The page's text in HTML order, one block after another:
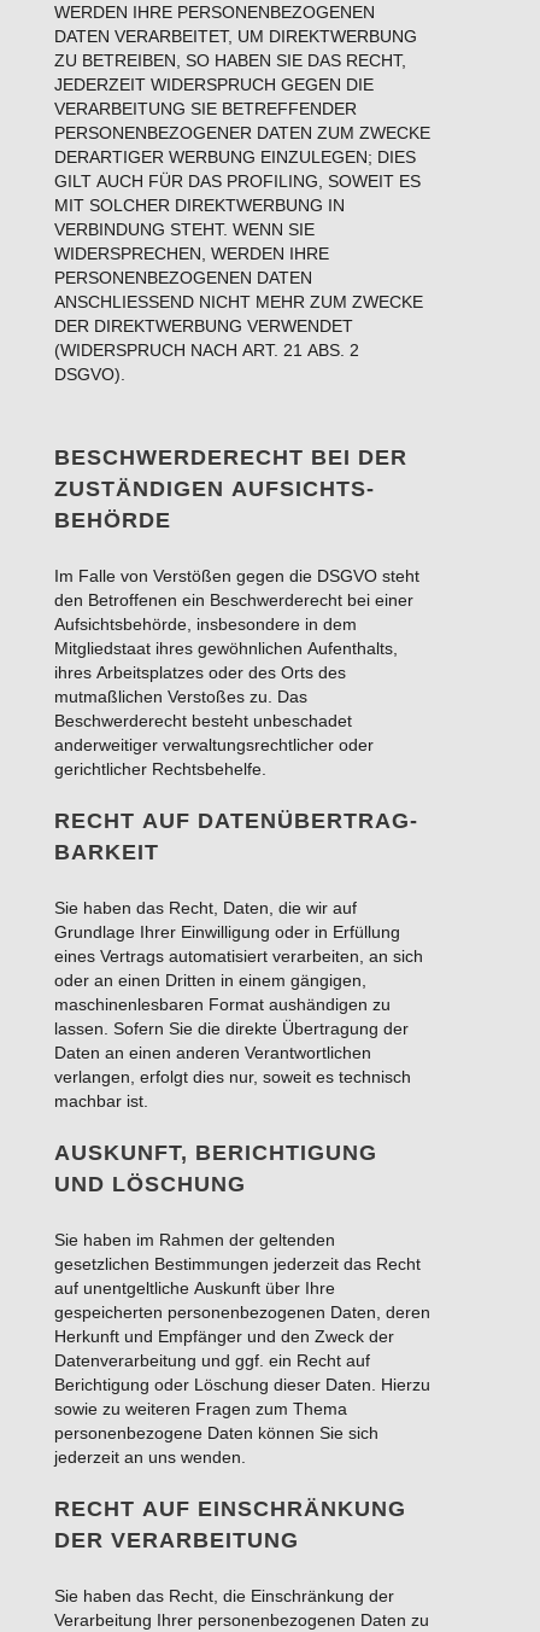
WERDEN IHRE PERSONENBEZOGENEN
DATEN VERARBEITET, UM DIREKTWERBUNG
ZU BETREIBEN, SO HABEN SIE DAS RECHT,
JEDERZEIT WIDERSPRUCH GEGEN DIE
VERARBEITUNG SIE BETREFFENDER
PERSONENBEZOGENER DATEN ZUM ZWECKE
DERARTIGER WERBUNG EINZULEGEN; DIES
GILT AUCH FÜR DAS PROFILING, SOWEIT ES
MIT SOLCHER DIREKTWERBUNG IN
VERBINDUNG STEHT. WENN SIE
WIDERSPRECHEN, WERDEN IHRE
PERSONENBEZOGENEN DATEN
ANSCHLIESSEND NICHT MEHR ZUM ZWECKE
DER DIREKTWERBUNG VERWENDET
(WIDERSPRUCH NACH ART. 21 ABS. 2
DSGVO).
BESCHWERDE­RECHT BEI DER
ZUSTÄNDIGEN AUFSICHTS­
BEHÖRDE
Im Falle von Verstößen gegen die DSGVO steht
den Betroffenen ein Beschwerderecht bei einer
Aufsichtsbehörde, insbesondere in dem
Mitgliedstaat ihres gewöhnlichen Aufenthalts,
ihres Arbeitsplatzes oder des Orts des
mutmaßlichen Verstoßes zu. Das
Beschwerderecht besteht unbeschadet
anderweitiger verwaltungsrechtlicher oder
gerichtlicher Rechtsbehelfe.
RECHT AUF DATEN­ÜBERTRAG­
BARKEIT
Sie haben das Recht, Daten, die wir auf
Grundlage Ihrer Einwilligung oder in Erfüllung
eines Vertrags automatisiert verarbeiten, an sich
oder an einen Dritten in einem gängigen,
maschinenlesbaren Format aushändigen zu
lassen. Sofern Sie die direkte Übertragung der
Daten an einen anderen Verantwortlichen
verlangen, erfolgt dies nur, soweit es technisch
machbar ist.
AUSKUNFT, BERICHTIGUNG
UND LÖSCHUNG
Sie haben im Rahmen der geltenden
gesetzlichen Bestimmungen jederzeit das Recht
auf unentgeltliche Auskunft über Ihre
gespeicherten personenbezogenen Daten, deren
Herkunft und Empfänger und den Zweck der
Datenverarbeitung und ggf. ein Recht auf
Berichtigung oder Löschung dieser Daten. Hierzu
sowie zu weiteren Fragen zum Thema
personenbezogene Daten können Sie sich
jederzeit an uns wenden.
RECHT AUF EINSCHRÄNKUNG
DER VERARBEITUNG
Sie haben das Recht, die Einschränkung der
Verarbeitung Ihrer personenbezogenen Daten zu